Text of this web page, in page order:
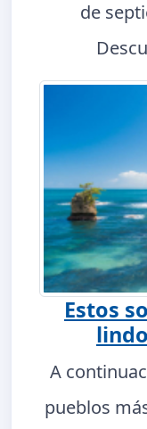
de
Estos
A
pueblos